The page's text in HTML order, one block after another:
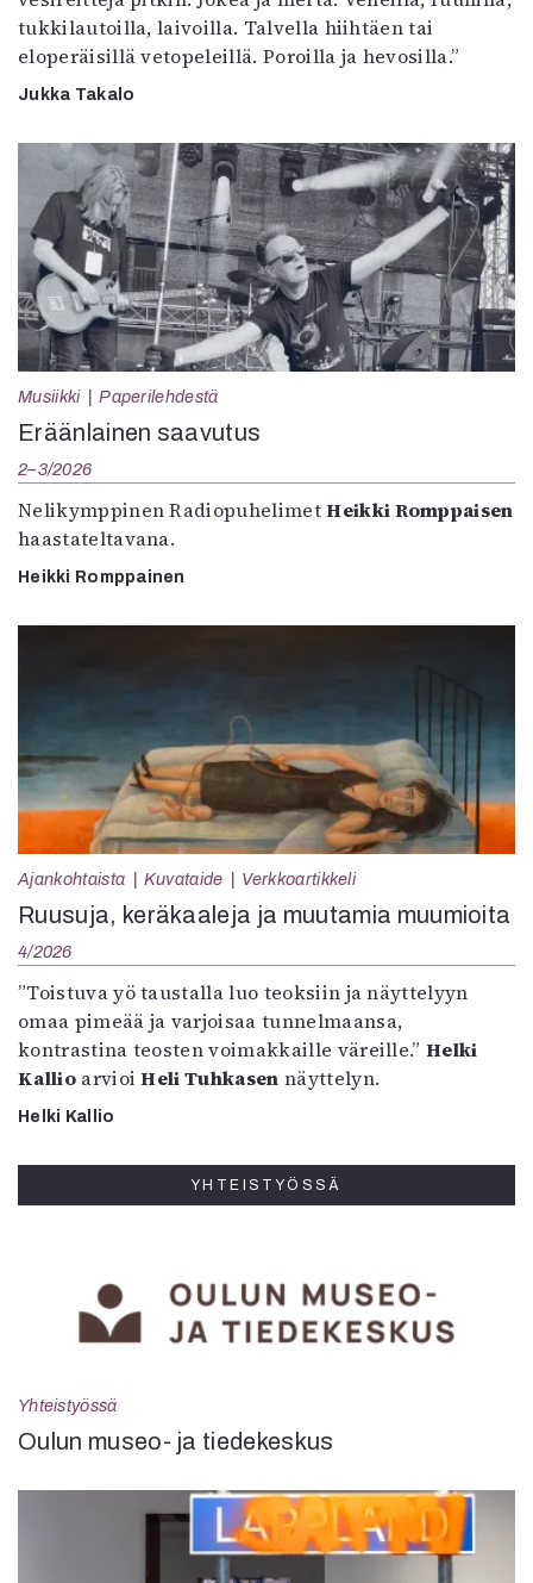
tukkilautoilla, laivoilla. Talvella hiihtäen tai
eloperäisillä vetopeleillä. Poroilla ja hevosilla.”
Jukka Takalo
Musiikki Paperilehdestä
Eräänlainen saavutus
2–3/2026
Nelikymppinen RadiopuhelimetHeikki Romppaisen
haastateltavana.
Heikki Romppainen
Ajankohtaista Kuvataide Verkkoartikkeli
Ruusuja, keräkaaleja ja muutamia muumioita
4/2026
”Toistuva yö taustalla luo teoksiin ja näyttelyyn
omaa pimeää ja varjoisaa tunnelmaansa,
kontrastina teosten voimakkaille väreille.”Helki
KallioarvioiHeli Tuhkasen näyttelyn.
Helki Kallio
YHTEISTYÖSSÄ
Yhteistyössä
Oulun museo- ja tiedekeskus